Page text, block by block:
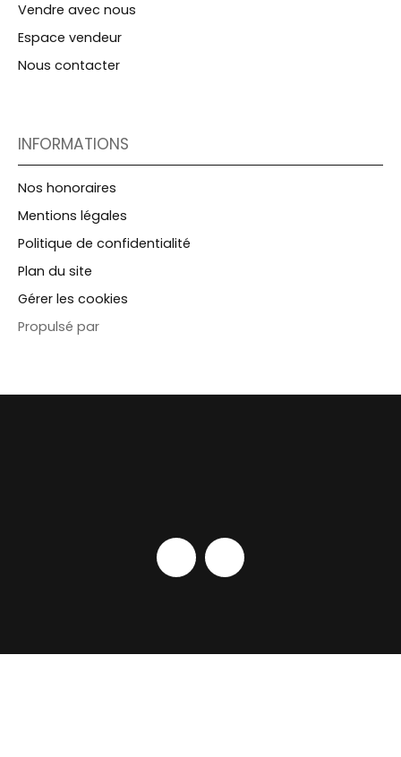
Vendre avec nous
Espace vendeur
Nous contacter
INFORMATIONS
Nos honoraires
Mentions légales
Politique de confidentialité
Plan du site
Gérer les cookies
Propulsé par